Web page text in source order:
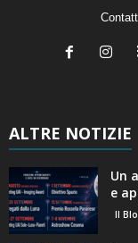
ALTRE NOTIZIE
Un
e
Il